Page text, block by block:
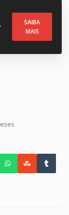
SAIBA
MAIS